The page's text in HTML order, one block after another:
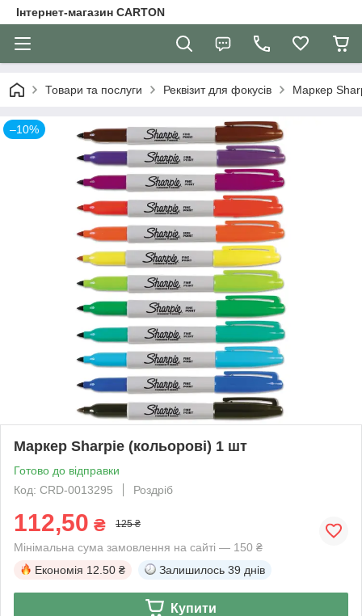
Інтернет-магазин CARTON
Товари та послуги Реквізит для фокусів Маркер
–10%
Маркер Sharpie (кольорові) 1 шт
Готово до відправки
Код: CRD-0013295
Роздріб
112,50 ₴ 125 ₴
Мінімальна сума замовлення на сайті — 150 ₴
Економія 12.50 ₴ Залишилось 39 днів
Купити